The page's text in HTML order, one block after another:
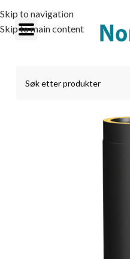
Skip to navigation
Skip to main content